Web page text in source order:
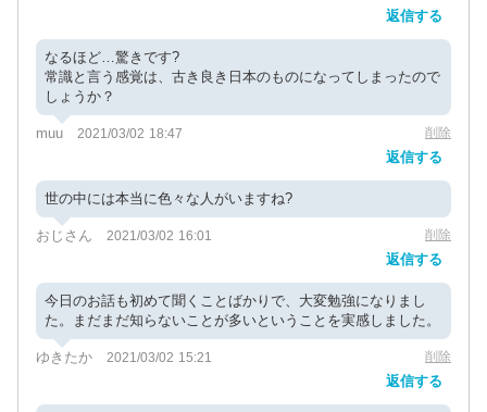
返信する
なるほど…驚きです?
常識と言う感覚は、古き良き日本のものになってしまったので
しょうか？
muu 2021/03/02 18:47 削除
返信する
世の中には本当に色々な人がいますね?
おじさん 2021/03/02 16:01 削除
返信する
今日のお話も初めて聞くことばかりで、大変勉強になりまし
た。まだまだ知らないことが多いということを実感しました。
ゆきたか 2021/03/02 15:21 削除
返信する